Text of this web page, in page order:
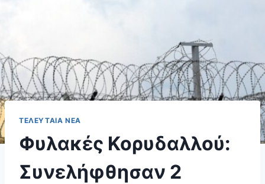
ΤΕΛΕΥΤΑΊΑ ΝΈΑ
Φυλακές Κορυδαλλού:
Συνελήφθησαν 2